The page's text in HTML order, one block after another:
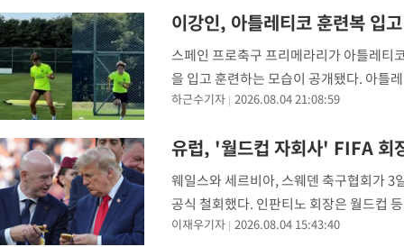
3시간 전 >[속보]종합특검, 대검 추가 압수수색…내란 중요임무종사 혐의
4시간 전 >[속보]코스닥, 800p 회복…0.26% 오른 801.67 마감
4시간 전 >[속보]코스피, 301.88포인트(4.58%) 내린 6296.38 마감
4시간 전 > [속보]원·달러 환율, 0.7원 내린 1423.8원 마감
5시간 전 >"여기 떨어졌다"…다누리, 스페이스X 로켓 달 충돌 흔적 포착
5시간 전 >손흥민, 5경기 연속골 실패…LAFC는 승부차기 끝 과달라하라 격파
7시간 전 >내일까지 39도 '펄펄'…기상청 "태풍 지나며 폭염 잠시 꺾인다"
-10168초 전 > '월드컵 탈락 후폭풍' 축구협회…11시간 걸린 초유의 압수수
-9604초 전 >[속보] 뉴욕증시, 혼조 출발…나스닥 0.3%↓, 다우 0.14%↑
-8397초 전 >축구협회, 15년 전 심판 성 접대 파문에 "현재는 내부 지침 준수"
이강인, 아틀레티코 훈련복 입
스페인 프로축구 프리메라리가 아틀레티
을 입고 훈련하는 모습이 공개됐다. 아틀
축구 K리그1 FC서울 훈련장 GS챔피언
하근수기자 2026.08.04 21:08:59
유럽, '월드컵 자회사' FIFA
웨일스와 세르비아, 스웨덴 축구협회가
공식 철회했다. 인판티노 회장은 월드컵
설립하고 지분 일부를 도널드 트럼프 미
이재우기자 2026.08.04 15:43:40